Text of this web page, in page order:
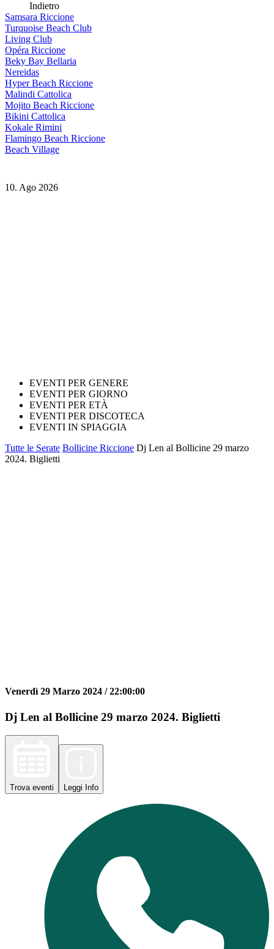
Indietro
Samsara Riccione
Turquoise Beach Club
Living Club
Opéra Riccione
Beky Bay Bellaria
Nereidas
Hyper Beach Riccione
Malindi Cattolica
Mojito Beach Riccione
Bikini Cattolica
Kokale Rimini
Flamingo Beach Riccione
Beach Village
10. Ago 2026
EVENTI PER GENERE
EVENTI PER GIORNO
EVENTI PER ETÀ
EVENTI PER DISCOTECA
EVENTI IN SPIAGGIA
Tutte le Serate Bollicine Riccione Dj Len al Bollicine 29 marzo
2024. Biglietti
Venerdì 29 Marzo 2024 /22:00:00
Dj Len al Bollicine 29 marzo 2024. Biglietti
Trova eventi Leggi Info